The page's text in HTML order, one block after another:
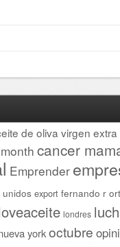
de oliva virgen extra
cancer
Emprender
export fernando r
londres
yorkoctubre